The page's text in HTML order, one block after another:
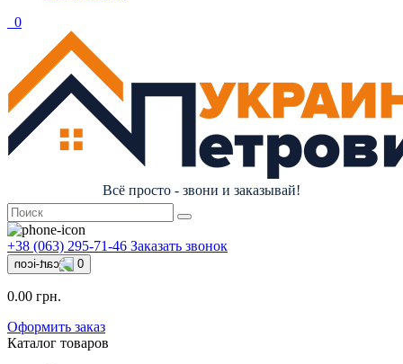
0
Всё просто - звони и заказывай!
+38 (063) 295-71-46 Заказать звонок
0
0.00 грн.
Оформить заказ
Каталог товаров